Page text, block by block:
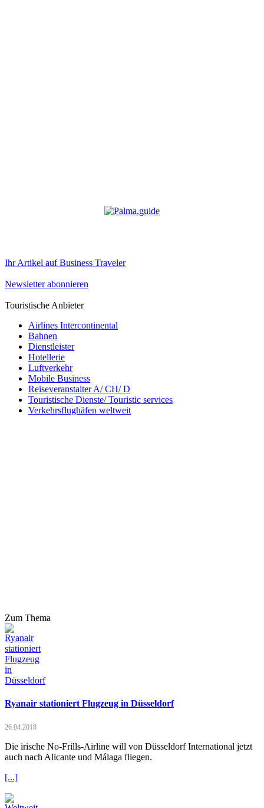
Ihr Artikel auf Business Traveler
Newsletter abonnieren
Touristische Anbieter
Airlines Intercontinental
Bahnen
Dienstleister
Hotellerie
Luftverkehr
Mobile Business
Reiseveranstalter A/ CH/ D
Touristische Dienste/ Touristic services
Verkehrsflughäfen weltweit
Zum Thema
Ryanair stationiert Flugzeug in Düsseldorf
26.04.2018
Die irische No-Frills-Airline will von Düsseldorf International jetzt
auch nach Alicante und Málaga fliegen.
[...]